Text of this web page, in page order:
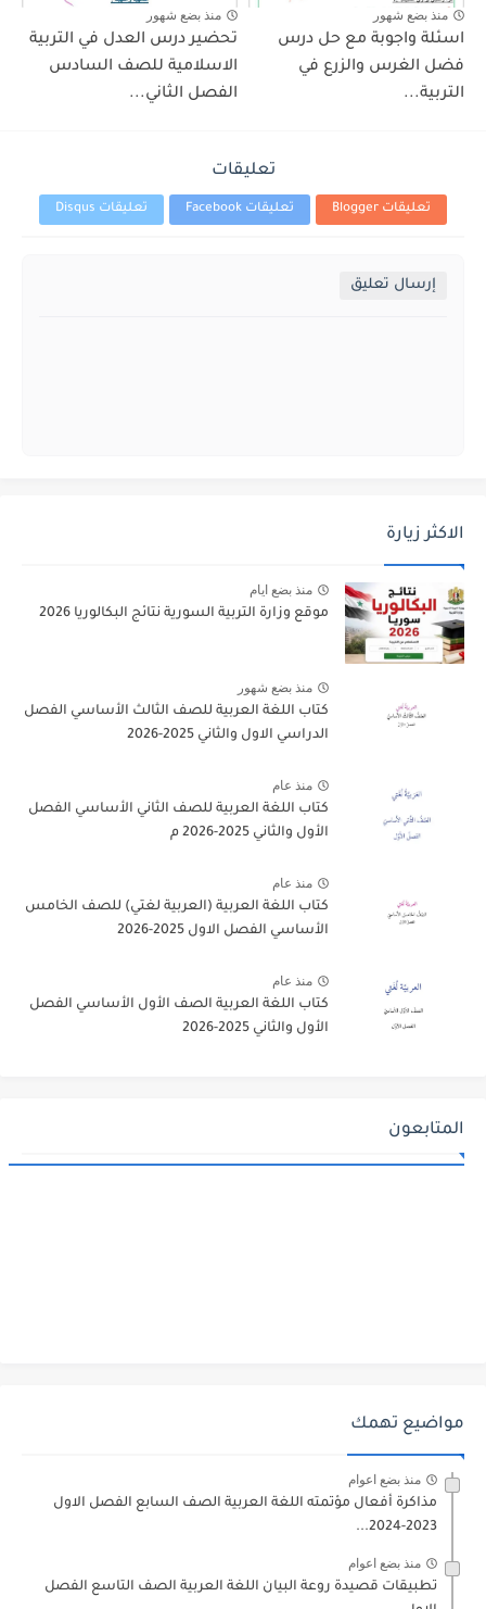
منذ بضع شهور
اسئلة واجوبة مع حل درس
فضل الغرس والزرع في
التربية...
منذ بضع شهور
تحضير درس العدل في التربية
الاسلامية للصف السادس
الفصل الثاني...
تعليقات
تعليقات Blogger تعليقات Facebook تعليقات Disqus
إرسال تعليق
الاكثر زيارة
منذ بضع ايام
موقع وزارة التربية السورية نتائج البكالوريا 2026
منذ بضع شهور
كتاب اللغة العربية للصف الثالث الأساسي الفصل
الدراسي الاول والثاني 2025-2026
منذ عام
كتاب اللغة العربية للصف الثاني الأساسي الفصل
الأول والثاني 2025-2026 م
منذ عام
كتاب اللغة العربية (العربية لغتي) للصف الخامس
الأساسي الفصل الاول 2025-2026
منذ عام
كتاب اللغة العربية الصف الأول الأساسي الفصل
الأول والثاني 2025-2026
المتابعون
مواضيع تهمك
منذ بضع اعوام
مذاكرة أفعال مؤتمته اللغة العربية الصف السابع الفصل الاول
2023-2024...
منذ بضع اعوام
تطبيقات قصيدة روعة البيان اللغة العربية الصف التاسع الفصل